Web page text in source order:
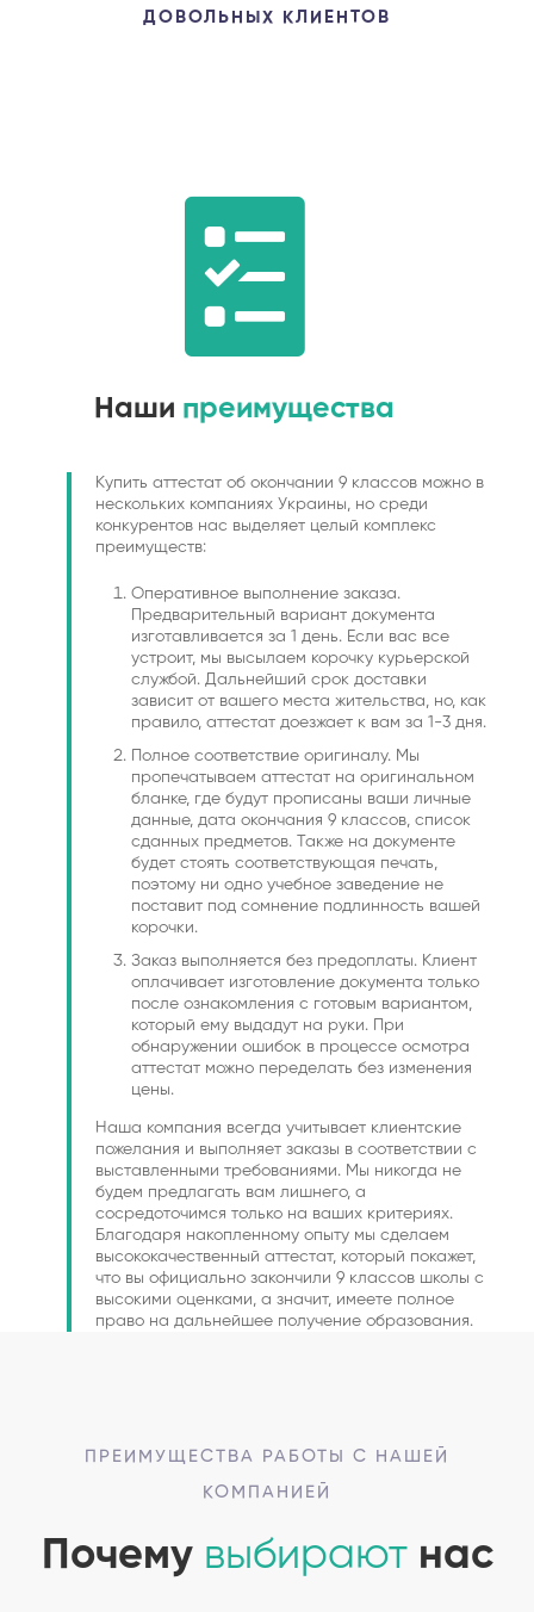
ДОВОЛЬНЫХ КЛИЕНТОВ
Наши преимущества
Купить аттестат об окончании 9 классов можно в
нескольких компаниях Украины, но среди
конкурентов нас выделяет целый комплекс
преимуществ:
Оперативное выполнение заказа.
Предварительный вариант документа
изготавливается за 1 день. Если вас все
устроит, мы высылаем корочку курьерской
службой. Дальнейший срок доставки
зависит от вашего места жительства, но, как
правило, аттестат доезжает к вам за 1-3 дня.
Полное соответствие оригиналу. Мы
пропечатываем аттестат на оригинальном
бланке, где будут прописаны ваши личные
данные, дата окончания 9 классов, список
сданных предметов. Также на документе
будет стоять соответствующая печать,
поэтому ни одно учебное заведение не
поставит под сомнение подлинность вашей
корочки.
Заказ выполняется без предоплаты. Клиент
оплачивает изготовление документа только
после ознакомления с готовым вариантом,
который ему выдадут на руки. При
обнаружении ошибок в процессе осмотра
аттестат можно переделать без изменения
цены.
Наша компания всегда учитывает клиентские
пожелания и выполняет заказы в соответствии с
выставленными требованиями. Мы никогда не
будем предлагать вам лишнего, а
сосредоточимся только на ваших критериях.
Благодаря накопленному опыту мы сделаем
высококачественный аттестат, который покажет,
что вы официально закончили 9 классов школы с
высокими оценками, а значит, имеете полное
право на дальнейшее получение образования.
ПРЕИМУЩЕСТВА РАБОТЫ С НАШЕЙ
КОМПАНИЕЙ
Почему выбираютнас